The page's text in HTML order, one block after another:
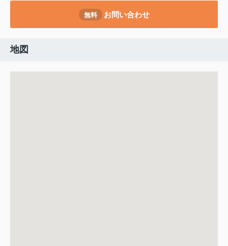
無料 お問い合わせ
地図